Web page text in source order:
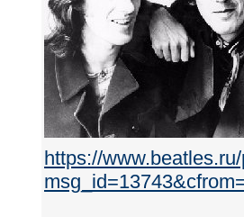
https://